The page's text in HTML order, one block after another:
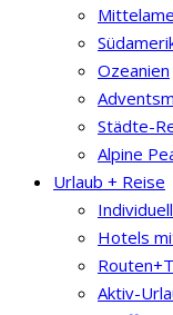
Ozeanien
Städte-
Alpine
Urlaub + Reise
Hotels
Aktiv-